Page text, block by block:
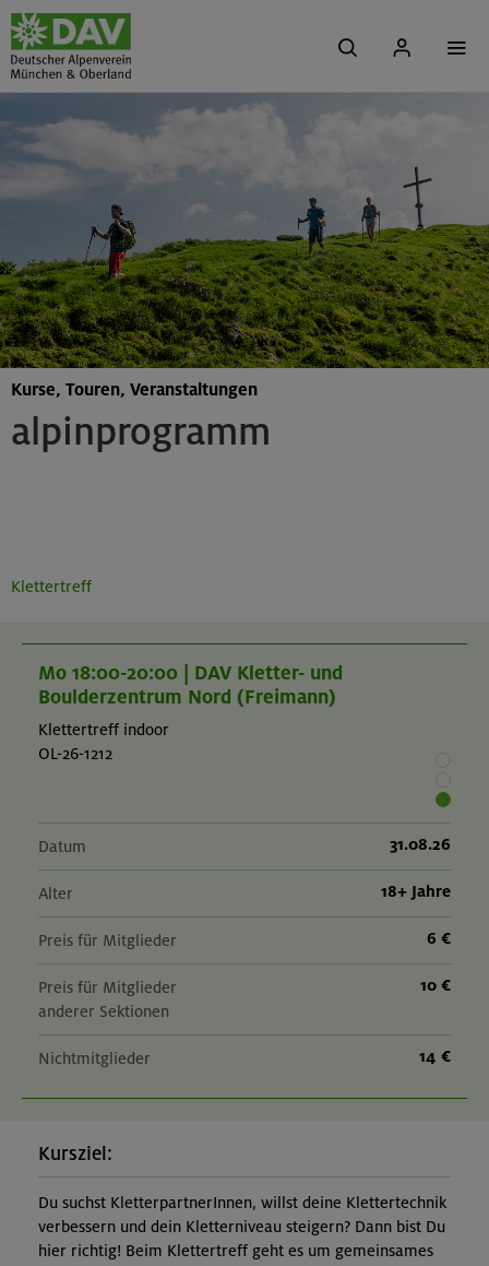
alpinprogramm
Kurse, Touren, Veranstaltungen
Klettertreff
Mo 18:00-20:00 | DAV Kletter- und
Boulderzentrum Nord (Freimann)
Klettertreff indoor
OL-26-1212
Datum 31.08.26
Alter 18+ Jahre
Preis für Mitglieder 6 €
Preis für Mitglieder
anderer Sektionen
10 €
Nichtmitglieder 14 €
Kursziel:
Du suchst KletterpartnerInnen, willst deine Klettertechnik
verbessern und dein Kletterniveau steigern? Dann bist Du
hier richtig! Beim Klettertreff geht es um gemeinsames